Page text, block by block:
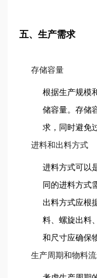
五、生产需求
存储容量
根据生产规模
储容量。存储
求，同时避免
进料和出料方式
进料方式可以
同的进料方式
出料方式应根
料、螺旋出料
和尺寸应确保
生产周期和物料